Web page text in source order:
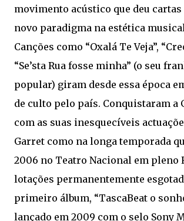
movimento acústico que deu
novo paradigma na estética
Canções como “Oxalá Te Veja”,
“Se’sta Rua fosse minha” (o seu
popular) giram desde essa época
de culto pelo país. Conquistaram a
com as suas inesquecíveis
Garret como na longa temporada
2006 no Teatro Nacional em pleno
lotações permanentemente
primeiro álbum, “TascaBeat o
lançado em 2009 com o selo Sony